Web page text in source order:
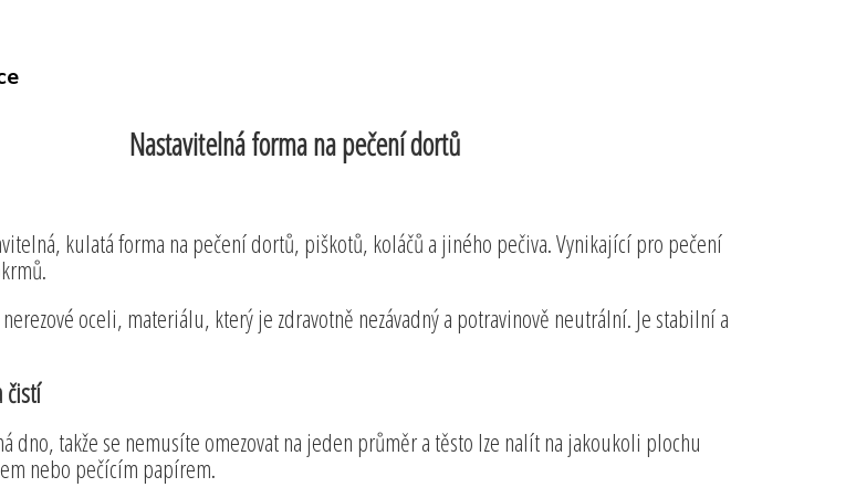
Nastavitelná forma na pečení dortů
kulatá forma na pečení dortů, piškotů, koláčů a jiného pečiva. Vynikající pro pečení
oceli, materiálu, který je zdravotně nezávadný a potravinově neutrální. Je stabilní a
čistí
dno, takže se nemusíte omezovat na jeden průměr a těsto lze nalít na jakoukoli plochu
nebo pečícím papírem.